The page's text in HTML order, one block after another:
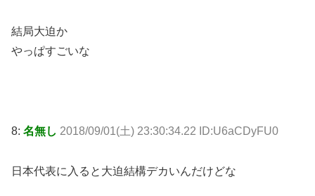
結局大迫か
やっぱすごいな
8: 名無し 2018/09/01(土) 23:30:34.22 ID:U6aCDyFU0
日本代表に入ると大迫結構デカいんだけどな